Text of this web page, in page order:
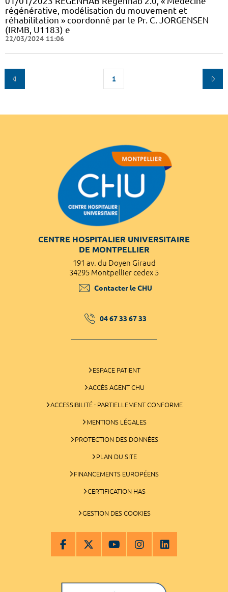
régénérative, modélisation du mouvement et
réhabilitation » coordonné par le Pr. C. JORGENSEN
(IRMB, U1183) e
22/03/2024 11:06
1
CENTRE HOSPITALIER UNIVERSITAIRE
DE MONTPELLIER
191 av. du Doyen Giraud
34295 Montpellier cedex 5
Contacter le CHU
04 67 33 67 33
ESPACE PATIENT
ACCÈS AGENT CHU
ACCESSIBILITÉ : PARTIELLEMENT CONFORME
MENTIONS LÉGALES
PROTECTION DES DONNÉES
PLAN DU SITE
FINANCEMENTS EUROPÉENS
CERTIFICATION HAS
GESTION DES COOKIES